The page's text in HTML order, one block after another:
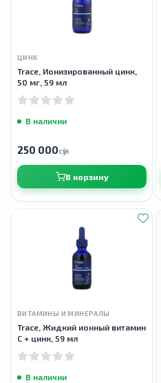
ЦИНК
Trace, Ионизированный цинк,
50 мг, 59 мл
В наличии
250 000сӯм
В корзину
ВИТАМИНЫ И МИНЕРАЛЫ
Trace, Жидкий ионный витамин
С + цинк, 59 мл
В наличии